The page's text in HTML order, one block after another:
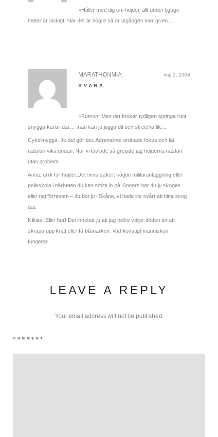
>Håller med dig om höjder, allt under tjgugo
meter är läskigt. När det är högre så är utgången mer given…
maj 2, 2009
MARATHONMIA
SVARA
>Funrun: Men det brukar tydligen springa runt
snygga karlar där… man kan ju jogga dit och stretcha lite…
Cykelmygga: Jo det gör det. Adrenalinet ordnade fokus och lät
rädslan vika undan. När vi tävlade så grejade jag höjderna nästan
utan problem
Anna: urrk för höjder.Det finns säkert någon militäranläggning eller
polisskola i närheten du kan smita in på. Annars har du ju skogen…
eller nej förresten – du bor ju i Skåne, vi hade lite svårt att hitta skog
där.
Niklas: Eller hur! Det innebär ju att jag hellre väljer döden än att
skrapa upp knät eller få blåmärken. Vad konstigt människan
fungerar.
LEAVE A REPLY
Your email address will not be published.
COMMENT